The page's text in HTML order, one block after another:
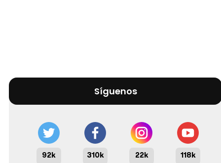
Síguenos
92k 310k 22k 118k